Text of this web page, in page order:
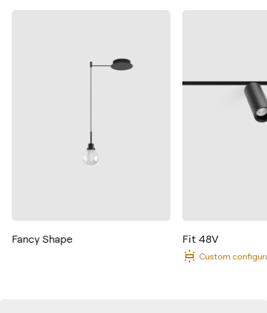
Fancy Shape Fit 48V
Custom